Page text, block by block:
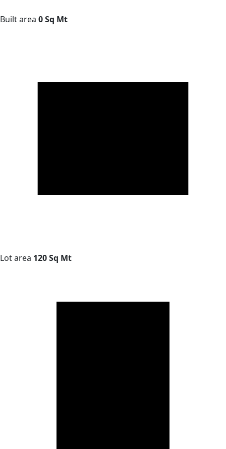
Built area 0 Sq Mt
Lot area 120 Sq Mt